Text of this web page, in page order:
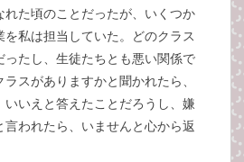
れた頃のことだったが、いくつか
私は担当していた。どのクラス
ったし、生徒たちとも悪い関係で
スがありますかと聞かれたら、
いいえと答えたことだろうし、嫌
言われたら、いませんと心から返